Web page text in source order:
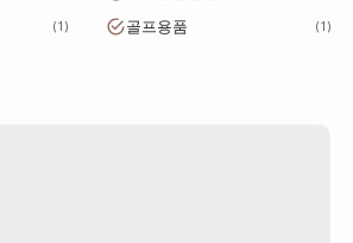
1 골프용품 1